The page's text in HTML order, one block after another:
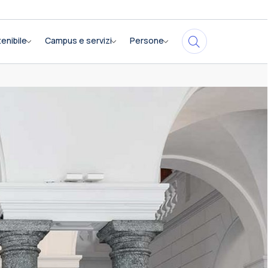
Campus e servizi Persone